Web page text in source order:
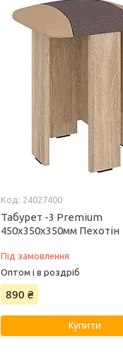
24027400
Табурет -3 Premium
450х350х350мм Пехотін
Під замовлення
Оптом і в роздріб
890 ₴
Купити